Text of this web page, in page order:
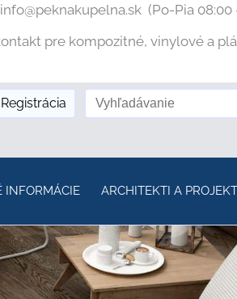
(Po-Pia 08:00
pre kompozitné, vinylové a
INFORMÁCIE ARCHITEKTI A